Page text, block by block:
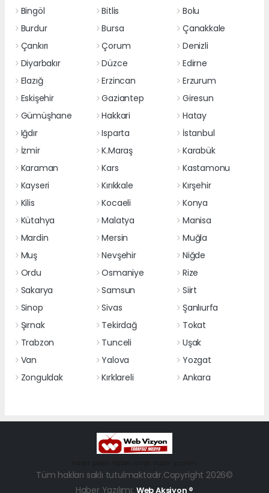
Bingöl
Bitlis
Bolu
Burdur
Bursa
Çanakkale
Çankırı
Çorum
Denizli
Diyarbakır
Düzce
Edirne
Elazığ
Erzincan
Erzurum
Eskişehir
Gaziantep
Giresun
Gümüşhane
Hakkari
Hatay
Iğdır
Isparta
İstanbul
İzmir
K.Maraş
Karabük
Karaman
Kars
Kastamonu
Kayseri
Kırıkkale
Kırşehir
Kilis
Kocaeli
Konya
Kütahya
Malatya
Manisa
Mardin
Mersin
Muğla
Muş
Nevşehir
Niğde
Ordu
Osmaniye
Rize
Sakarya
Samsun
Siirt
Sinop
Sivas
Şanlıurfa
Şırnak
Tekirdağ
Tokat
Trabzon
Tunceli
Uşak
Van
Yalova
Yozgat
Zonguldak
Kırklareli Ankara
Tüm hakları saklı tutulmaktadır.Copyright 2026©
Haber Yazılımı: Web Aksiyon ®